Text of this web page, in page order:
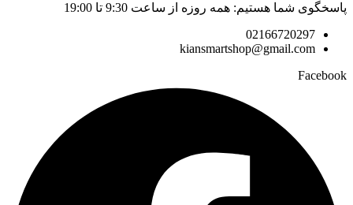
پاسخگوی شما هستیم: همه روزه از ساعت 9:30 تا 19:00
02166720297
kiansmartshop@gmail.com
Facebook